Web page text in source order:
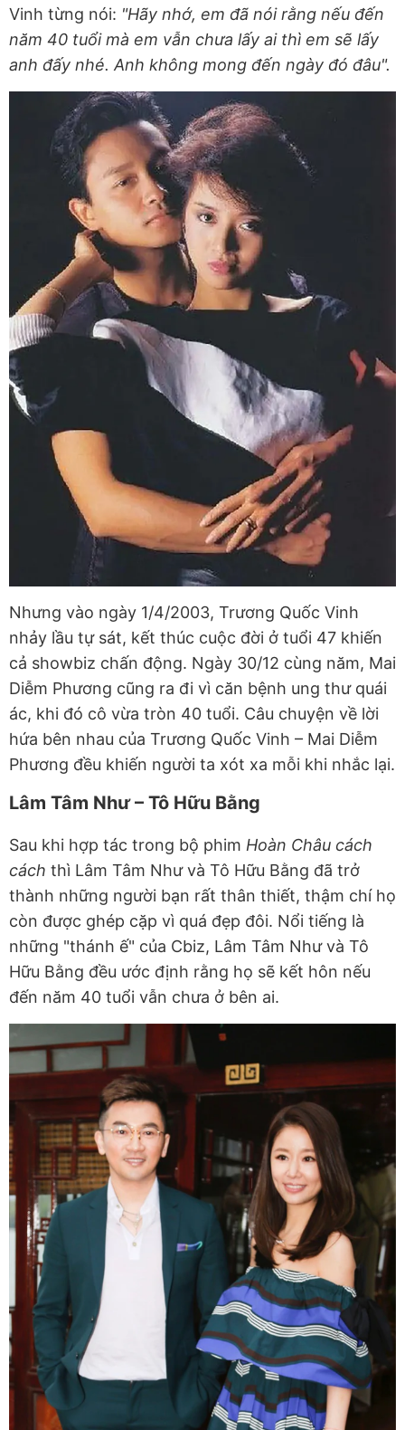
Vinh từng nói: "Hãy nhớ, em đã nói rằng nếu đến
năm 40 tuổi mà em vẫn chưa lấy ai thì em sẽ lấy
anh đấy nhé. Anh không mong đến ngày đó đâu".
Nhưng vào ngày 1/4/2003, Trương Quốc Vinh
nhảy lầu tự sát, kết thúc cuộc đời ở tuổi 47 khiến
cả showbiz chấn động. Ngày 30/12 cùng năm, Mai
Diễm Phương cũng ra đi vì căn bệnh ung thư quái
ác, khi đó cô vừa tròn 40 tuổi. Câu chuyện về lời
hứa bên nhau của Trương Quốc Vinh – Mai Diễm
Phương đều khiến người ta xót xa mỗi khi nhắc lại.
Lâm Tâm Như – Tô Hữu Bằng
Sau khi hợp tác trong bộ phim Hoàn Châu cách
cách thì Lâm Tâm Như và Tô Hữu Bằng đã trở
thành những người bạn rất thân thiết, thậm chí họ
còn được ghép cặp vì quá đẹp đôi. Nổi tiếng là
những "thánh ế" của Cbiz, Lâm Tâm Như và Tô
Hữu Bằng đều ước định rằng họ sẽ kết hôn nếu
đến năm 40 tuổi vẫn chưa ở bên ai.